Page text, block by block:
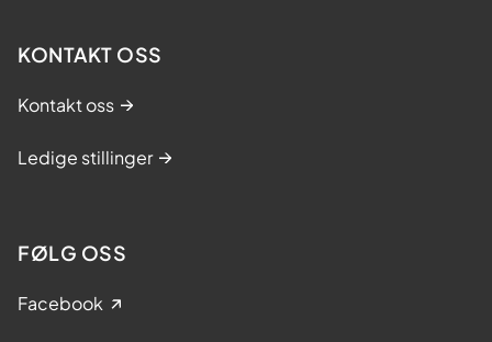
KONTAKT OSS
Kontakt oss
Ledige stillinger
FØLG OSS
Facebook